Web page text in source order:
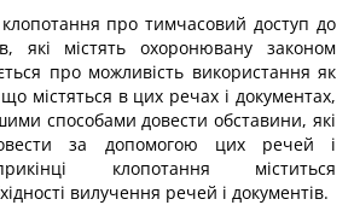
про тимчасовий доступ до
які містять охоронювану законом
про можливість використання як
містяться в цих речах і документах,
способами довести обставини, які
за допомогою цих речей і
клопотання міститься
вилучення речей і документів.